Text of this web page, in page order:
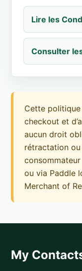
Lire les
Consulter
Cette
checkout et
aucun droit
rétractation
ou via Paddle
Merchant of
My